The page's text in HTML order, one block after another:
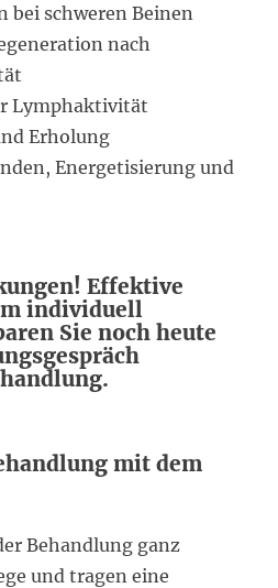
bei schweren Beinen
nach
Lymphaktivität
Erholung
Energetisierung und
Effektive
individuell
Sie noch heute
mit dem
Behandlung ganz
und tragen eine